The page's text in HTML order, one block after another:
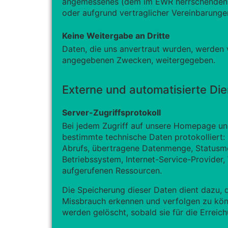
oder aufgrund vertraglicher
Keine Weitergabe an Dritte
Daten, die uns anvertraut wurden,
angegebenen Zwecken, weitergegeben.
Externe und automatisierte
Server-Zugriffsprotokoll
Bei jedem Zugriff auf unsere Homepage
bestimmte technische Daten protokolliert:
Abrufs, übertragene Datenmenge,
Betriebssystem, Internet-Service-
aufgerufenen Ressourcen.
Die Speicherung dieser Daten dient
Missbrauch erkennen und verfolgen zu
werden gelöscht, sobald sie für die